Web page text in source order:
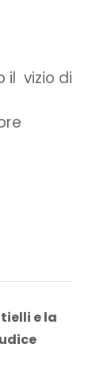
il vizio di
e la